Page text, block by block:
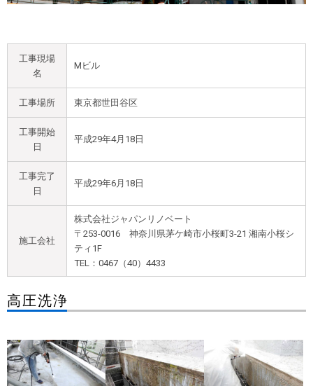
工事現場
名
Mビル
工事場所 東京都世田谷区
工事開始
日
平成29年4月18日
工事完了
日
平成29年6月18日
施工会社
株式会社ジャパンリノベート
〒253-0016 神奈川県茅ケ崎市小桜町3-21 湘南小桜シ
ティ1F
TEL：0467（40）4433
高圧洗浄